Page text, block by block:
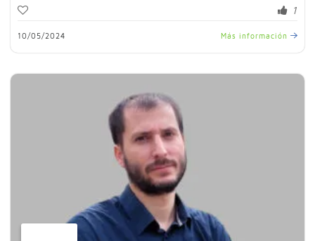
1
10/05/2024 Más información